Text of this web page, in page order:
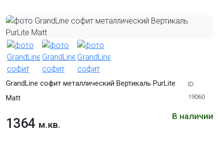
GrandLine софит металлический Вертикаль PurLite
Мatt
ID:
19060
В наличии
1364 м.кв.